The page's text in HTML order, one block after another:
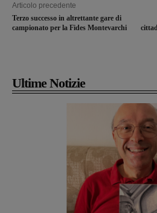
Articolo precedente
Terzo successo in altrettante gare di
campionato per la Fides Montevarchi
Ultime Notizie